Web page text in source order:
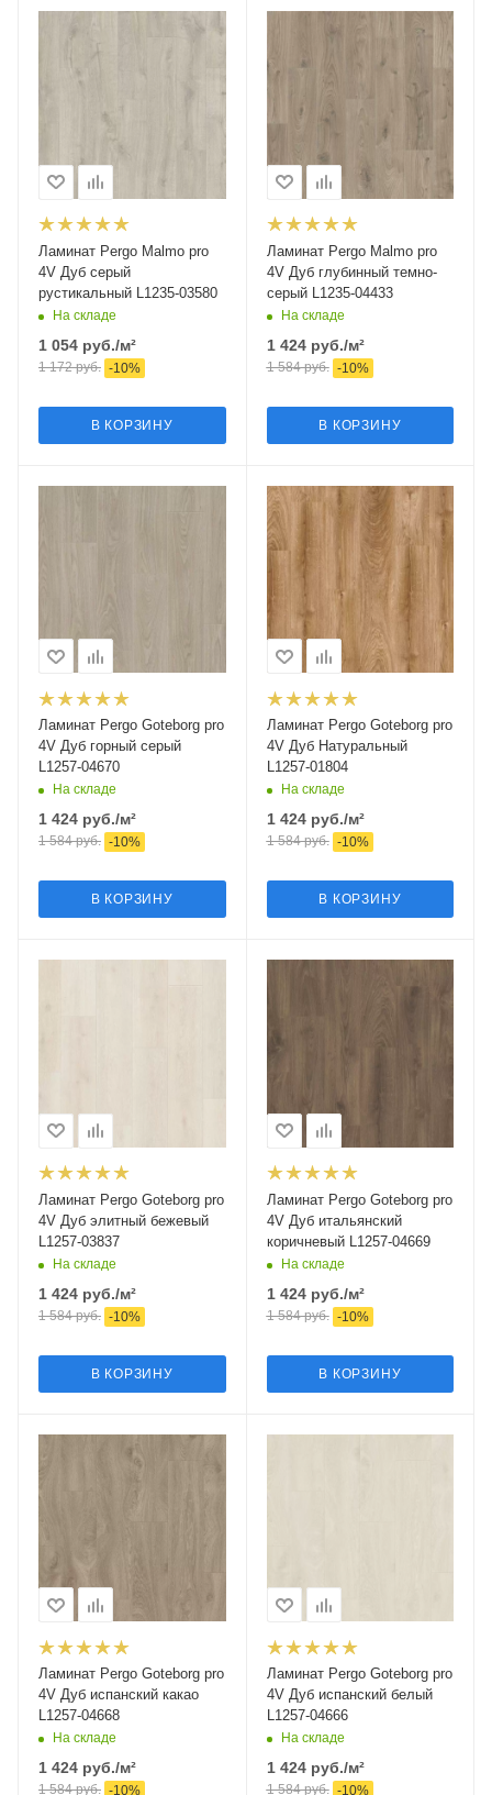
Ламинат Pergo Malmo pro
4V Дуб серый
рустикальный L1235-03580
На складе
1 054 руб./м²
1 172руб. -10%
В КОРЗИНУ
Ламинат Pergo Malmo pro
4V Дуб глубинный темно-
серый L1235-04433
На складе
1 424руб./м²
1 584руб. -10%
В КОРЗИНУ
Ламинат Pergo Goteborg pro
4V Дуб горный серый
L1257-04670
На складе
1 424 руб./м²
1 584руб. -10%
В КОРЗИНУ
Ламинат Pergo Goteborg pro
4V Дуб Натуральный
L1257-01804
На складе
1 424руб./м²
1 584руб. -10%
В КОРЗИНУ
Ламинат Pergo Goteborg pro
4V Дуб элитный бежевый
L1257-03837
На складе
1 424 руб./м²
1 584руб. -10%
В КОРЗИНУ
Ламинат Pergo Goteborg pro
4V Дуб итальянский
коричневый L1257-04669
На складе
1 424руб./м²
1 584руб. -10%
В КОРЗИНУ
Ламинат Pergo Goteborg pro
4V Дуб испанский какао
L1257-04668
На складе
1 424 руб./м²
1 584руб. -10%
Ламинат Pergo Goteborg pro
4V Дуб испанский белый
L1257-04666
На складе
1 424руб./м²
1 584руб. -10%